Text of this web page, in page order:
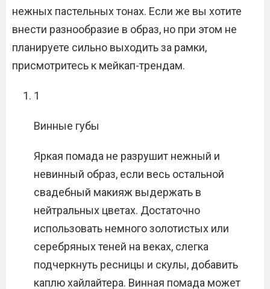
нежных пастельных тонах. Если же вы хотите
внести разнообразие в образ, но при этом не
планируете сильно выходить за рамки,
присмотритесь к мейкап-трендам.
1
Винные губы
Яркая помада не разрушит нежный и
невинный образ, если весь остальной
свадебный макияж выдержать в
нейтральных цветах. Достаточно
использовать немного золотистых или
серебряных теней на веках, слегка
подчеркнуть ресницы и скулы, добавить
каплю хайлайтера. Винная помада может